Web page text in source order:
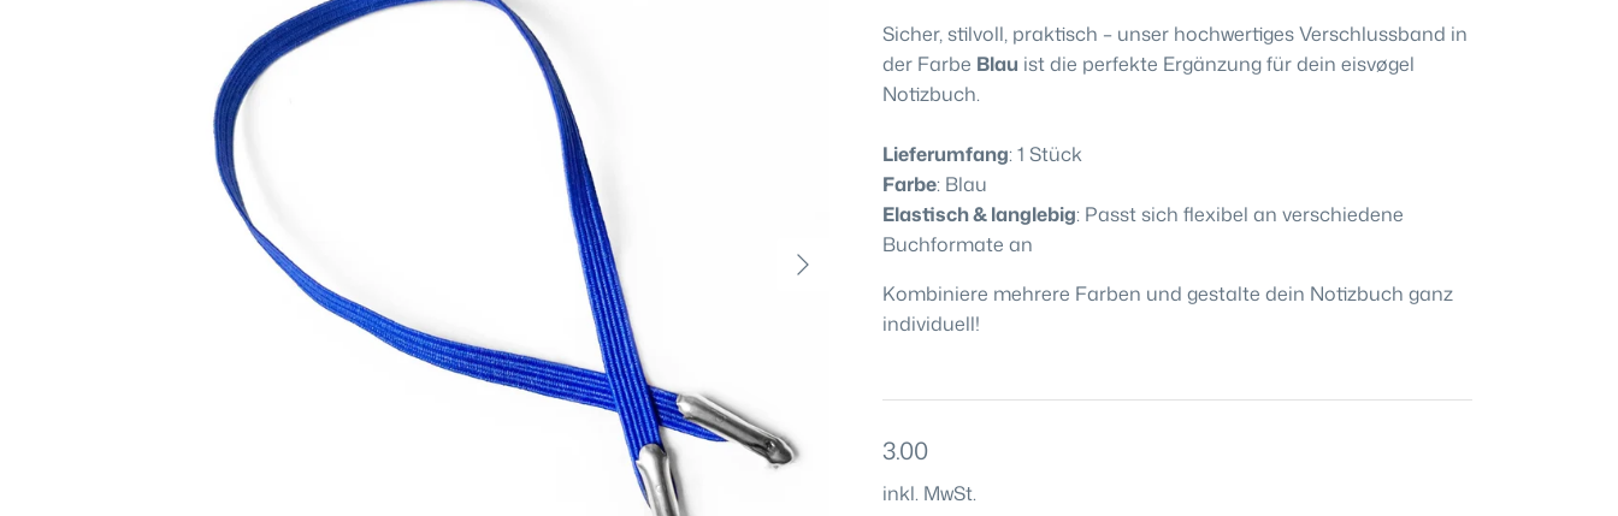
Sicher, stilvoll, praktisch – unser hochwertiges Verschlussband in
der Farbe Blau ist die perfekte Ergänzung für dein eisvøgel
Notizbuch.
Lieferumfang: 1 Stück
Farbe: Blau
Elastisch & langlebig: Passt sich flexibel an verschiedene
Buchformate an
Kombiniere mehrere Farben und gestalte dein Notizbuch ganz
individuell!
3.00
inkl. MwSt.